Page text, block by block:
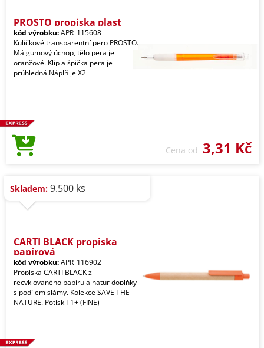
PROSTO propiska plast
kód výrobku:APR_115608
Kuličkové transparentní pero PROSTO.
Má gumový úchop, tělo pera je
oranžové. Klip a špička pera je
průhledná.Náplň je X2
Cena od 3,31 Kč
Skladem: 9.500 ks
CARTI BLACK propiska
papírová
kód výrobku:APR_116902
Propiska CARTI BLACK z
recyklovaného papíru a natur doplňky
s podílem slámy. Kolekce SAVE THE
NATURE. Potisk T1+ (FINE)